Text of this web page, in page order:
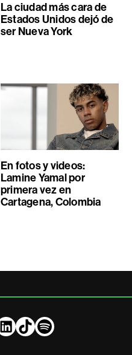
La ciudad más cara de
Estados Unidos dejó de
ser Nueva York
En fotos y videos:
Lamine Yamal por
primera vez en
Cartagena, Colombia